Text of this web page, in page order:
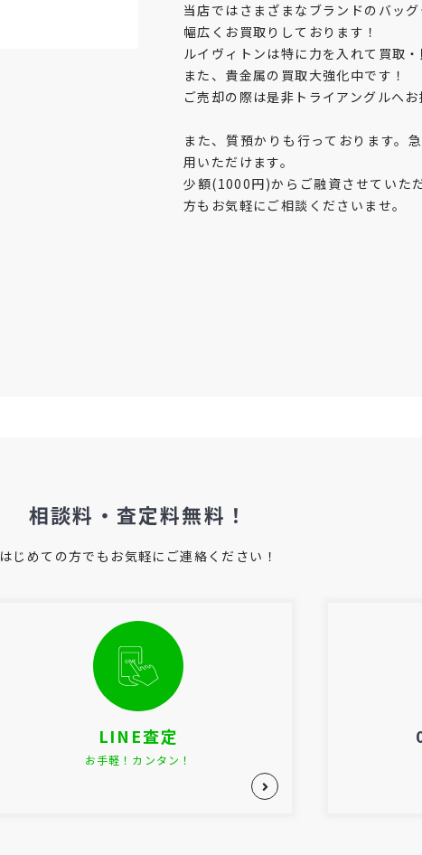
当店ではさまざまなブランドのバッ
幅広くお買取りしております！
ルイヴィトンは特に力を入れて買取・
また、貴金属の買取大強化中です！
ご売却の際は是非トライアングルへお
また、質預かりも行っております。
用いただけます。
少額(1000円)からご融資させていた
方もお気軽にご相談くださいませ。
相談料・査定料無料！
はじめての方でもお気軽にご連絡ください！
LINE査定
お手軽！カンタン！